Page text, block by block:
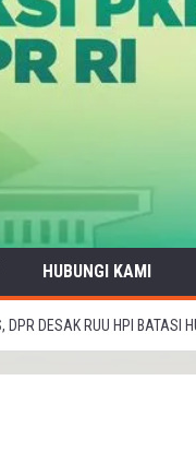
HUBUNGI KAMI
DESAK RUU HPI BATASI